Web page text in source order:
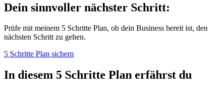
Dein sinnvoller nächster Schritt:
Prüfe mit meinem 5 Schritte Plan, ob dein Business bereit ist, den
nächsten Schritt zu gehen.
5 Schritte Plan sichern
In diesem 5 Schritte Plan erfährst du